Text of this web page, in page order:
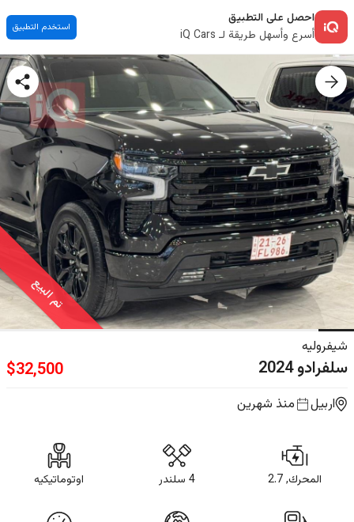
احصل على التطبيق
أسرع وأسهل طريقة لـ iQ Cars
استخدم التطبيق
تم البيع
شيفروليه
سلفرادو2024
$32,500
اربيل منذ شهرين
المحرك, 2.7 4 سلندر اوتوماتيكيه